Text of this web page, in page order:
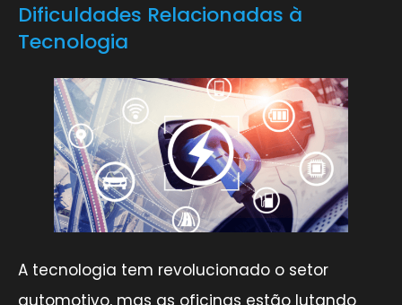
Dificuldades Relacionadas à
Tecnologia
A tecnologia tem revolucionado o setor
automotivo, mas as oficinas estão lutando